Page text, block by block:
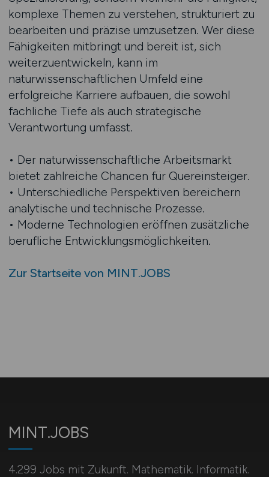
komplexe Themen zu verstehen, strukturiert zu
bearbeiten und präzise umzusetzen. Wer diese
Fähigkeiten mitbringt und bereit ist, sich
weiterzuentwickeln, kann im
naturwissenschaftlichen Umfeld eine
erfolgreiche Karriere aufbauen, die sowohl
fachliche Tiefe als auch strategische
Verantwortung umfasst.
• Der naturwissenschaftliche Arbeitsmarkt
bietet zahlreiche Chancen für Quereinsteiger.
• Unterschiedliche Perspektiven bereichern
analytische und technische Prozesse.
• Moderne Technologien eröffnen zusätzliche
berufliche Entwicklungsmöglichkeiten.
Zur Startseite von MINT.JOBS
MINT.JOBS
4.299 Jobs mit Zukunft. Mathematik. Informatik.